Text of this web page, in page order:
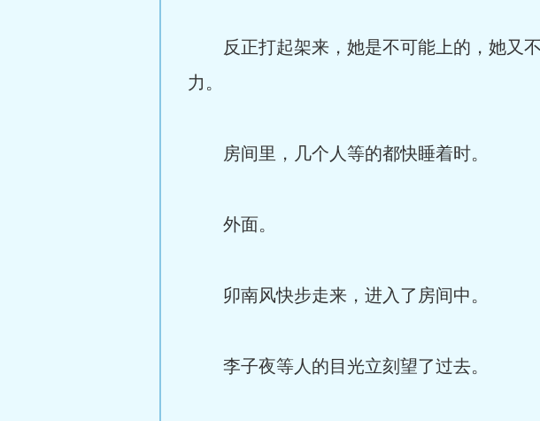
反正打起架来，她是不可能上的，她又
力。
房间里，几个人等的都快睡着时。
外面。
卯南风快步走来，进入了房间中。
李子夜等人的目光立刻望了过去。